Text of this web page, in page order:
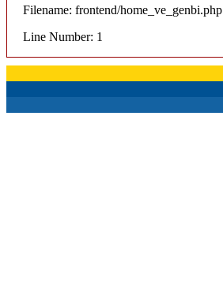
Filename: frontend/home_ve_genbi.php
Line Number: 1